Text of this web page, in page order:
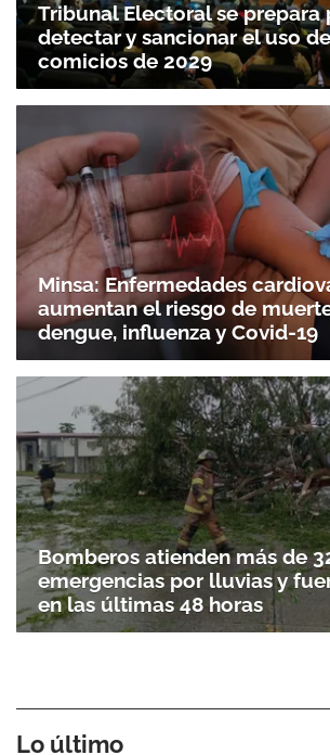
Tribunal Electoral se prepara
detectar y sancionar el uso
comicios de 2029
Minsa: Enfermedades
aumentan el riesgo de
dengue, influenza y Covid-19
Bomberos atienden más de
emergencias por lluvias y
en las últimas 48 horas
Lo último